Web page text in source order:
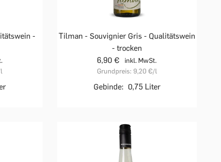
-
Tilman - Souvignier Gris - Qualitätswein
- trocken
6,90 €
inkl. MwSt.
Grundpreis: 9,20 €/l
Gebinde: 0,75 Liter